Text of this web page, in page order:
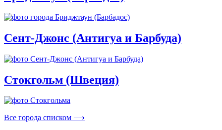
Сент-Джонс (Антигуа и Барбуда)
Стокгольм (Швеция)
Все города списком ⟶